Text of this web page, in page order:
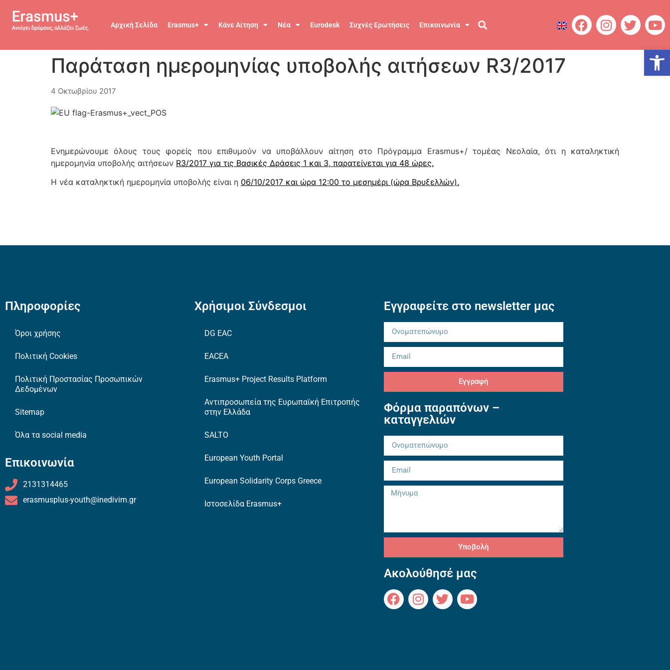
Αρχική Σελίδα Erasmus+ Κάνε Αίτηση Νέα Eurodesk Συχνές Ερωτήσεις Επικοινωνία
Παράταση ημερομηνίας υποβολής αιτήσεων R3/2017
4 Οκτωβρίου 2017
Ενημερώνουμε όλους τους φορείς που επιθυμούν να υποβάλλουν αίτηση στο Πρόγραμμα Erasmus+/ τομέας Νεολαία, ότι η καταληκτική
ημερομηνία υποβολής αιτήσεων R3/2017 για τις Βασικές Δράσεις 1 και 3, παρατείνεται για 48 ώρες.
Η νέα καταληκτική ημερομηνία υποβολής είναι η 06/10/2017 και ώρα 12:00 το μεσημέρι (ώρα Βρυξελλών).
Πληροφορίες
Όροι χρήσης
Πολιτική Cookies
Πολιτική Προστασίας Προσωπικών
Δεδομένων
Sitemap
Όλα τα social media
Επικοινωνία
2131314465
erasmusplus-youth@inedivim.gr
Χρήσιμοι Σύνδεσμοι
DG EAC
EACEA
Erasmus+ Project Results Platform
Αντιπροσωπεία της Ευρωπαϊκή Επιτροπής
στην Ελλάδα
SALTO
European Youth Portal
European Solidarity Corps Greece
Ιστοσελίδα Erasmus+
Εγγραφείτε στο newsletter μας
Εγγραφή
Φόρμα παραπόνων –
καταγγελιών
Υποβολή
Ακολούθησέ μας